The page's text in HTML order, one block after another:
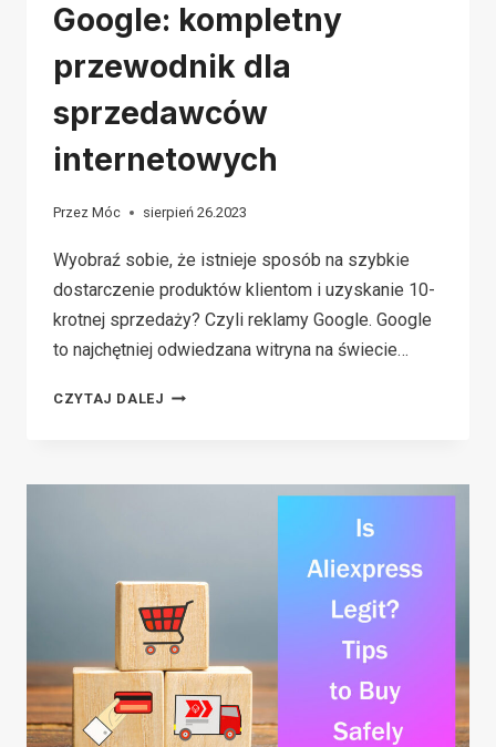
Google: kompletny
przewodnik dla
sprzedawców
internetowych
Przez Móc sierpień 26.2023
Wyobraź sobie, że istnieje sposób na szybkie
dostarczenie produktów klientom i uzyskanie 10-
krotnej sprzedaży? Czyli reklamy Google. Google
to najchętniej odwiedzana witryna na świecie…
CZYTAJ DALEJ JAK
GOOGLE:
SPRZEDAWCÓW
INTERNETOWYCH